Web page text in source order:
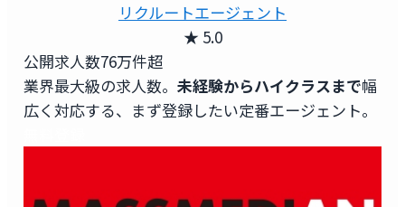
リクルートエージェント
★ 5.0
公開求人数76万件超
業界最大級の求人数。 未経験からハイクラスまで幅
広く対応する、まず登録したい定番エージェント。